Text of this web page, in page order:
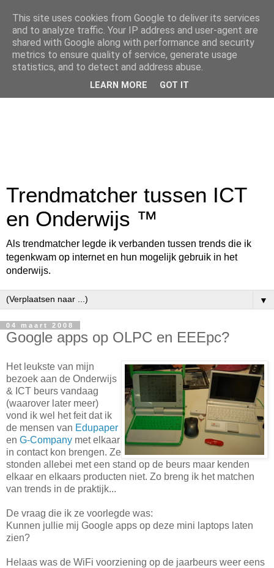
Trendmatcher tussen ICT
en Onderwijs ™
Als trendmatcher legde ik verbanden tussen trends die ik
tegenkwam op internet en hun mogelijk gebruik in het
onderwijs.
▼
04 maart 2008
Google apps op OLPC en EEEpc?
Het leukste van mijn
bezoek aan de Onderwijs
& ICT beurs vandaag
(waarover later meer)
vond ik wel het feit dat ik
de mensen van Edupaper
en G-Company met elkaar
in contact kon brengen. Ze
stonden allebei met een stand op de beurs maar kenden
elkaar en elkaars producten niet. Zo breng ik het matchen
van trends in de praktijk...
De vraag die ik ze voorlegde was:
Kunnen jullie mij Google apps op deze mini laptops laten
zien?
Helaas was de WiFi voorziening op de jaarbeurs weer eens
This site uses cookies from Google to deliver its services
and to analyze traffic. Your IP address and user-agent are
shared with Google along with performance and security
metrics to ensure quality of service, generate usage
statistics, and to detect and address abuse.
LEARN MORE GOT IT